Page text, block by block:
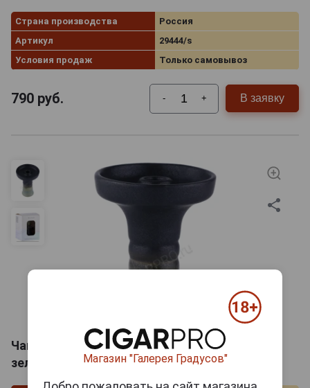
Страна производства
Россия
Артикул
29444/s
Условия продаж
Только самовывоз
790 руб. - + В заявку
Чаша для кальяна Форма Фанел Глазурь
зеленый / черныйМагазин "Галерея Градусов"